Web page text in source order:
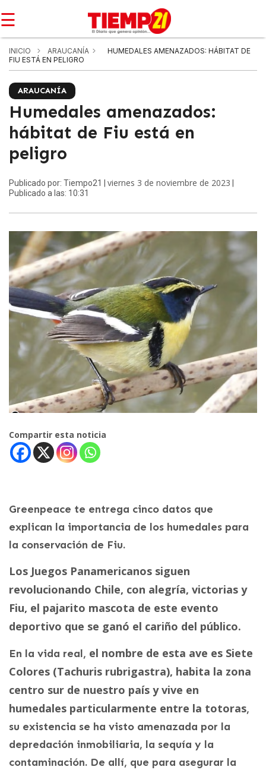
☰
INICIO ARAUCANÍA
HUMEDALES AMENAZADOS: HÁBITAT DE
FIU ESTÁ EN PELIGRO
ARAUCANÍA
Humedales amenazados:
hábitat de Fiu está en
peligro
Publicado por: Tiempo21 | viernes 3 de noviembre de 2023
Publicado a las: 10:31
Compartir esta noticia
Greenpeace te entrega cinco datos que
explican la importancia de los humedales para
la conservación de Fiu.
Los Juegos Panamericanos siguen
revolucionando Chile, con alegría, victorias y
Fiu, el pajarito mascota de este evento
deportivo que se ganó el cariño del público.
En la vida real, el nombre de esta ave es Siete
Colores (Tachuris rubrigastra), habita la zona
centro sur de nuestro país y vive en
humedales particularmente entre la totoras,
su existencia se ha visto amenazada por la
depredación inmobiliaria, la sequía y la
contaminación. De allí, que para asegurar la